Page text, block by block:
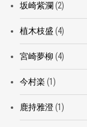
坂崎紫瀾 (2)
植木枝盛 (4)
宮崎夢柳 (4)
今村楽 (1)
鹿持雅澄(1)